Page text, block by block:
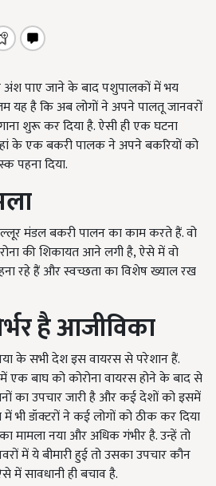
अंश पाए जाने के बाद पशुपालकों में भय
यह है कि अब लोगों ने अपने पालतू जानवरों
शुरू कर दिया है. ऐसी ही एक घटना
के एक बकरी पालक ने अपने बकरियों को
पहना दिया.
मंडल बकरी पालन का काम करते हैं. वो
की शिकायत आने लगी है, ऐसे में वो
रहे हैं और स्वच्छता का विशेष ख्याल रख
है आजीविका
के सभी देश इस वायरस से परेशान हैं.
एक बाघ को कोरोना वायरस होने के बाद से
का उपचार जारी है और कई देशों को इसमें
भी डॉक्टरों ने कई लोगों को ठीक कर दिया
मामला नया और अधिक गंभीर है. उन्हें तो
में ये बीमारी हुई तो उसका उपचार कौन
में सावधानी ही बचाव है.